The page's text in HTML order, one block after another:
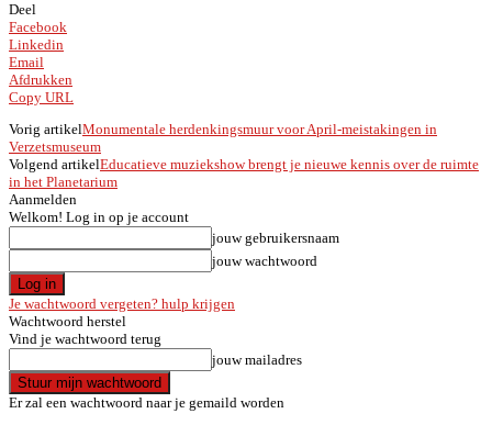
Deel
Facebook
Linkedin
Email
Afdrukken
Copy URL
Vorig artikelMonumentale herdenkingsmuur voor April-meistakingen in
Verzetsmuseum
Volgend artikelEducatieve muziekshow brengt je nieuwe kennis over de ruimte
in het Planetarium
Aanmelden
Welkom! Log in op je account
jouw gebruikersnaam
jouw wachtwoord
Je wachtwoord vergeten? hulp krijgen
Wachtwoord herstel
Vind je wachtwoord terug
jouw mailadres
Er zal een wachtwoord naar je gemaild worden